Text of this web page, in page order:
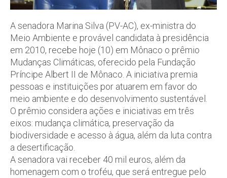
A senadora Marina Silva (PV-AC), ex-ministra do
Meio Ambiente e provável candidata à presidência
em 2010, recebe hoje (10) em Mônaco o prêmio
Mudanças Climáticas, oferecido pela Fundação
Príncipe Albert II de Mônaco. A iniciativa premia
pessoas e instituições por atuarem em favor do
meio ambiente e do desenvolvimento sustentável.
O prêmio considera ações e iniciativas em três
eixos: mudança climática, preservação da
biodiversidade e acesso à água, além da luta contra
a desertificação.
A senadora vai receber 40 mil euros, além da
homenagem com o troféu, que será entregue pelo